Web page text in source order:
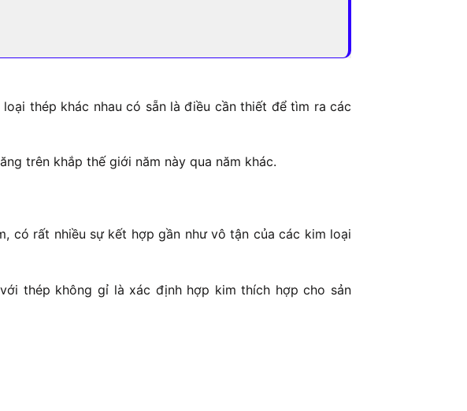
thép khác nhau có sẵn là điều cần thiết để tìm ra các
trên khắp thế giới năm này qua năm khác.
có rất nhiều sự kết hợp gần như vô tận của các kim loại
thép không gỉ là xác định hợp kim thích hợp cho sản